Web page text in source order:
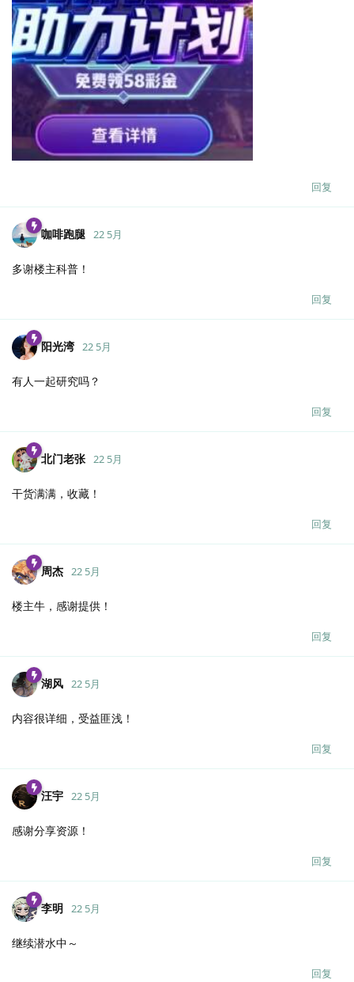
回复
咖啡跑腿 22 5月
多谢楼主科普！
回复
阳光湾 22 5月
有人一起研究吗？
回复
北门老张 22 5月
干货满满，收藏！
回复
周杰 22 5月
楼主牛，感谢提供！
回复
湖风 22 5月
内容很详细，受益匪浅！
回复
汪宇 22 5月
感谢分享资源！
回复
李明 22 5月
继续潜水中～
回复